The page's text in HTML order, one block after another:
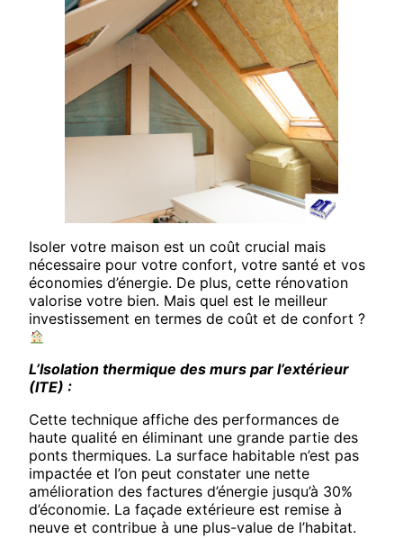
Isoler votre maison est un coût crucial mais
nécessaire pour votre confort, votre santé et vos
économies d’énergie. De plus, cette rénovation
valorise votre bien. Mais quel est le meilleur
investissement en termes de coût et de confort ?
L’Isolation thermique des murs par l’extérieur
(ITE) :
Cette technique affiche des performances de
haute qualité en éliminant une grande partie des
ponts thermiques. La surface habitable n’est pas
impactée et l’on peut constater une nette
amélioration des factures d’énergie jusqu’à 30%
d’économie. La façade extérieure est remise à
neuve et contribue à une plus-value de l’habitat.